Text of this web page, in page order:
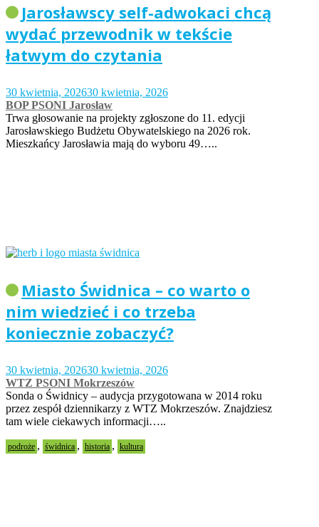
Jarosławscy self-adwokaci chcą
wydać przewodnik w tekście
łatwym do czytania
30 kwietnia, 202630 kwietnia, 2026
BOP PSONI Jarosław
Trwa głosowanie na projekty zgłoszone do 11. edycji
Jarosławskiego Budżetu Obywatelskiego na 2026 rok.
Mieszkańcy Jarosławia mają do wyboru 49…..
Miasto Świdnica – co warto o
nim wiedzieć i co trzeba
koniecznie zobaczyć?
30 kwietnia, 202630 kwietnia, 2026
WTZ PSONI Mokrzeszów
Sonda o Świdnicy – audycja przygotowana w 2014 roku
przez zespół dziennikarzy z WTZ Mokrzeszów. Znajdziesz
tam wiele ciekawych informacji…..
podroże , świdnica , historia , kultura